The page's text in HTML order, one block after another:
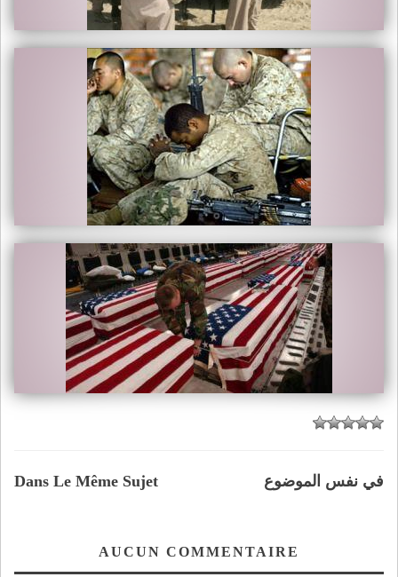
Dans Le Même Sujet في نفس الموضوع
AUCUN COMMENTAIRE